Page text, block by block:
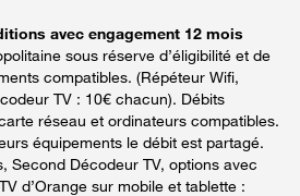
avec engagement 12 mois
sous réserve d’éligibilité et de
compatibles. (Répéteur Wifi,
TV : 10€ chacun). Débits
réseau et ordinateurs compatibles.
équipements le débit est partagé.
Second Décodeur TV, options avec
d’Orange sur mobile et tablette :